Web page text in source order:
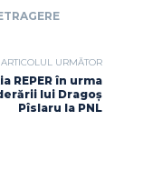
ARTICOLUL URMĂTOR
REPER în urma
lui Dragoș
Pîslaru la PNL